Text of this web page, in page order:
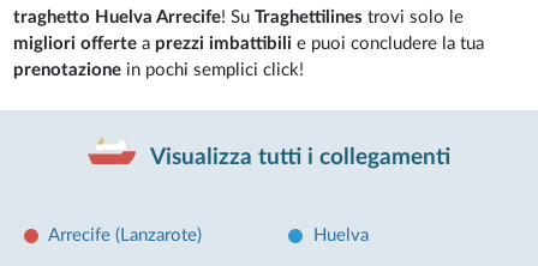
traghetto Huelva Arrecife! SuTraghettilinestrovi solo le
migliori offerte a prezzi imbattibilie puoi concludere la tua
prenotazione in pochi semplici click!
Visualizza tutti i collegamenti
Arrecife (Lanzarote) Huelva